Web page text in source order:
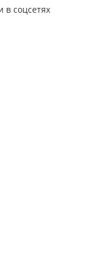
для профилактики
в соцсетях